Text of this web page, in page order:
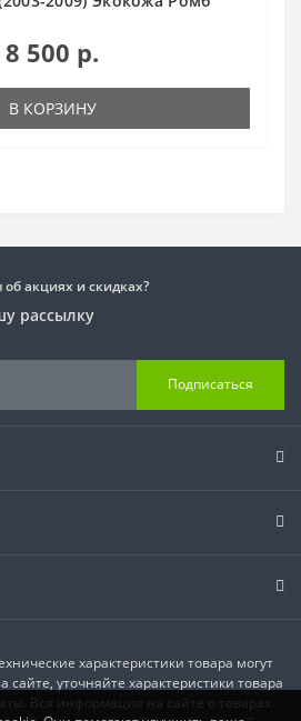
8 500 р.
В КОРЗИНУ
акциях и скидках?
рассылку
Подписаться
характеристики товара могут
сайте, уточняйте характеристики товара
Вся информация на сайте о товарах